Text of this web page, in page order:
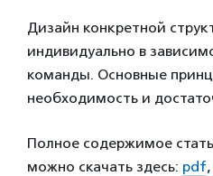
Дизайн конкретной
индивидуально в
команды. Основные
необходимость и
Полное содержимое
можно скачать здесь: pdf,